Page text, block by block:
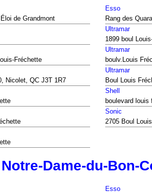
de Grandmont
Esso
Rang des
Ultramar
1899 boul
Fréchette
Ultramar
boulv.Louis
Nicolet, QC J3T 1R7
Ultramar
Boul Louis
Shell
boulevard louis
Sonic
2705 Boul
Notre-Dame-du-Bon-
Esso